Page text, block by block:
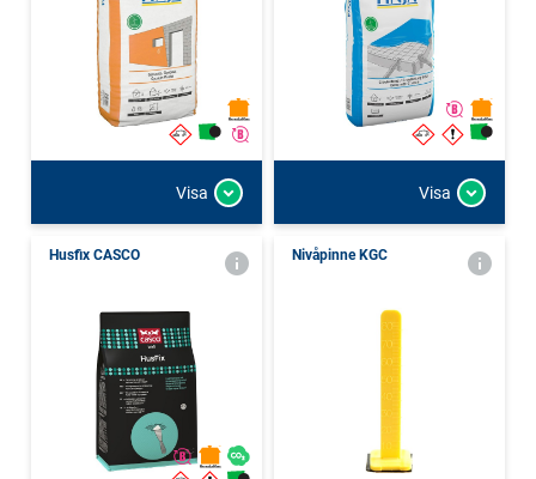
Visa Visa
Husfix CASCO Nivåpinne KGC